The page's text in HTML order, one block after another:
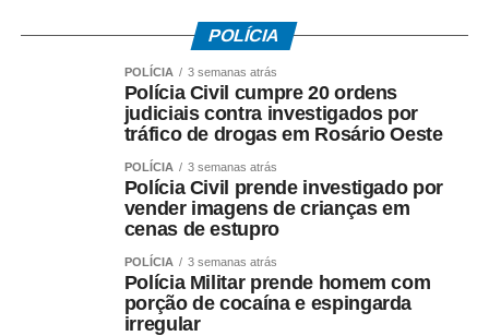
POLÍCIA
POLÍCIA 3 semanas atrás
Polícia Civil cumpre 20 ordens
judiciais contra investigados por
tráfico de drogas em Rosário Oeste
POLÍCIA 3 semanas atrás
Polícia Civil prende investigado por
vender imagens de crianças em
cenas de estupro
POLÍCIA 3 semanas atrás
Polícia Militar prende homem com
porção de cocaína e espingarda
irregular